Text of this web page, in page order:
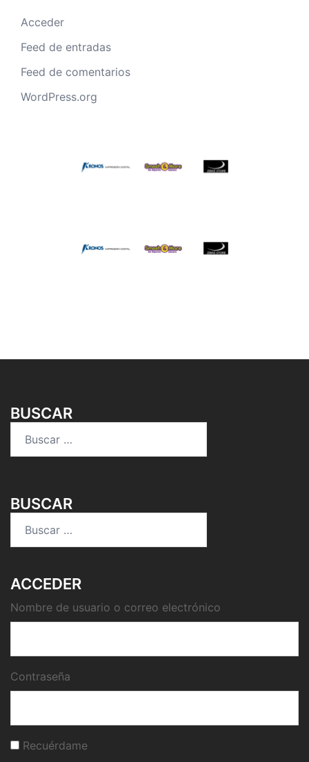
Acceder
Feed de entradas
Feed de comentarios
WordPress.org
BUSCAR
BUSCAR
ACCEDER
Nombre de usuario o correo electrónico
Contraseña
Recuérdame